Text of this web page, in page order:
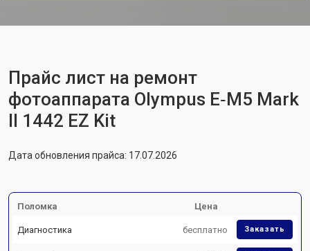
Прайс лист на ремонт
фотоаппарата Olympus E‑M5 Mark
II 1442 EZ Kit
Дата обновления прайса: 17.07.2026
Поломка Цена
Диагностика бесплатно Заказать